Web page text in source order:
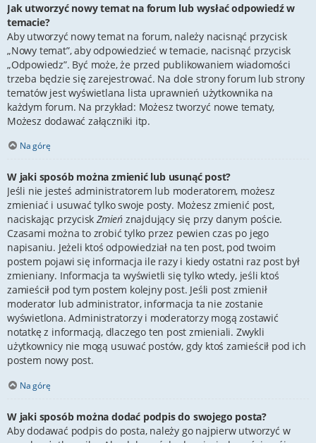
Jak utworzyć nowy temat na forum lub wysłać odpowiedź w
temacie?
Aby utworzyć nowy temat na forum, należy nacisnąć przycisk
„Nowy temat”, aby odpowiedzieć w temacie, nacisnąć przycisk
„Odpowiedz”. Być może, że przed publikowaniem wiadomości
trzeba będzie się zarejestrować. Na dole strony forum lub strony
tematów jest wyświetlana lista uprawnień użytkownika na
każdym forum. Na przykład: Możesz tworzyć nowe tematy,
Możesz dodawać załączniki itp.
Na górę
W jaki sposób można zmienić lub usunąć post?
Jeśli nie jesteś administratorem lub moderatorem, możesz
zmieniać i usuwać tylko swoje posty. Możesz zmienić post,
naciskając przyciskZmień znajdujący się przy danym poście.
Czasami można to zrobić tylko przez pewien czas po jego
napisaniu. Jeżeli ktoś odpowiedział na ten post, pod twoim
postem pojawi się informacja ile razy i kiedy ostatni raz post był
zmieniany. Informacja ta wyświetli się tylko wtedy, jeśli ktoś
zamieścił pod tym postem kolejny post. Jeśli post zmienił
moderator lub administrator, informacja ta nie zostanie
wyświetlona. Administratorzy i moderatorzy mogą zostawić
notatkę z informacją, dlaczego ten post zmieniali. Zwykli
użytkownicy nie mogą usuwać postów, gdy ktoś zamieścił pod ich
postem nowy post.
Na górę
W jaki sposób można dodać podpis do swojego posta?
Aby dodawać podpis do posta, należy go najpierw utworzyć w